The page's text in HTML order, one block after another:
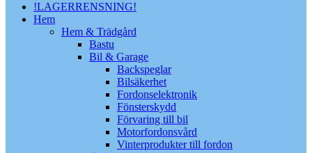
!LAGERRENSNING!
Hem
Hem & Trädgård
Bastu
Bil & Garage
Backspeglar
Bilsäkerhet
Fordonselektronik
Fönsterskydd
Förvaring till bil
Motorfordonsvård
Vinterprodukter till fordon